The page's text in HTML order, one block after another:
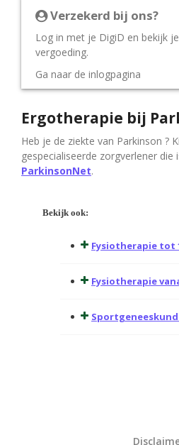
Verzekerd bij ons?
Log in met je DigiD en bekijk
vergoeding.
Ga naar de inlogpagina
Ergotherapie bij
Heb je de ziekte van Parkinson ?
gespecialiseerde zorgverlener die
ParkinsonNet.
Bekijk ook:
Fysiotherapie tot
Fysiotherapie